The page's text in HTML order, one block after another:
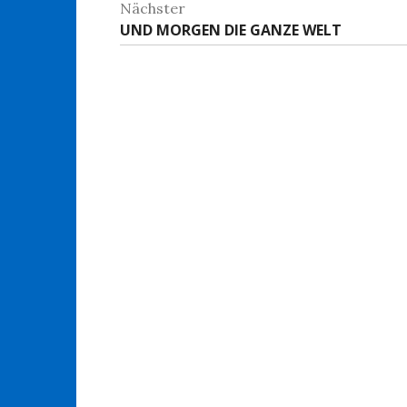
Nächster
Nächster
Beitrag:
UND MORGEN DIE GANZE WELT